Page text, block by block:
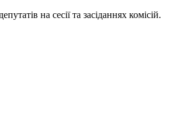
на сесії та засіданнях комісій.